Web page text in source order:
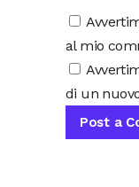
al mio
di un